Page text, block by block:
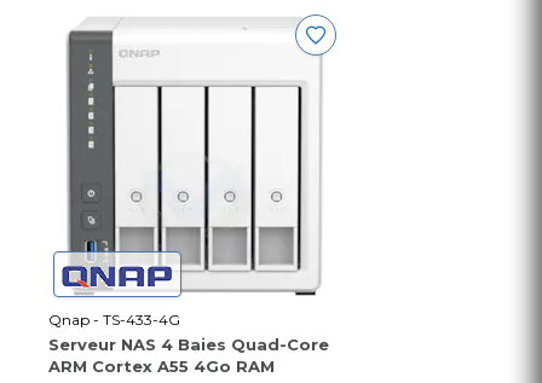
Qnap - TS-433-4G
Serveur NAS 4 Baies Quad-Core
ARM Cortex A55 4Go RAM